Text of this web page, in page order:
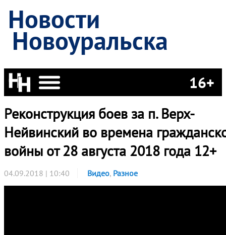
Новости
Новоуральска
16+
Реконструкция боев за п. Верх-
Нейвинский во времена
войны от 28 августа 2018 года 12+
04.09.2018 | 10:40 Видео, Разное